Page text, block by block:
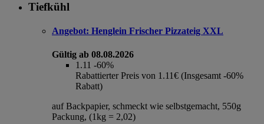
Tiefkühl
Angebot: Henglein Frischer Pizzateig XXL
Gültig ab 08.08.2026
1.11 -60%
Rabattierter Preis von 1.11€ (Insgesamt -60%
Rabatt)
auf Backpapier, schmeckt wie selbstgemacht, 550g
Packung, (1kg = 2,02)